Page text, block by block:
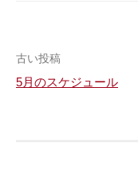
古い投稿
5月のスケジュール